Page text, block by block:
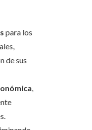
para los
de sus
,